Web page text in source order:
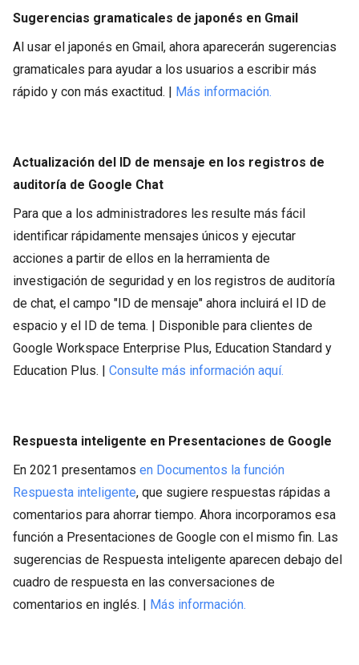
Sugerencias gramaticales de japonés en Gmail
Al usar el japonés en Gmail, ahora aparecerán sugerencias
gramaticales para ayudar a los usuarios a escribir más
rápido y con más exactitud. | Más información.
Actualización del ID de mensaje en los registros de
auditoría de Google Chat
Para que a los administradores les resulte más fácil
identificar rápidamente mensajes únicos y ejecutar
acciones a partir de ellos en la herramienta de
investigación de seguridad y en los registros de auditoría
de chat, el campo "ID de mensaje" ahora incluirá el ID de
espacio y el ID de tema. | Disponible para clientes de
Google Workspace Enterprise Plus, Education Standard y
Education Plus. | Consulte más información aquí.
Respuesta inteligente en Presentaciones de Google
En 2021 presentamos en Documentos la función
Respuesta inteligente, que sugiere respuestas rápidas a
comentarios para ahorrar tiempo. Ahora incorporamos esa
función a Presentaciones de Google con el mismo fin. Las
sugerencias de Respuesta inteligente aparecen debajo del
cuadro de respuesta en las conversaciones de
comentarios en inglés. | Más información.